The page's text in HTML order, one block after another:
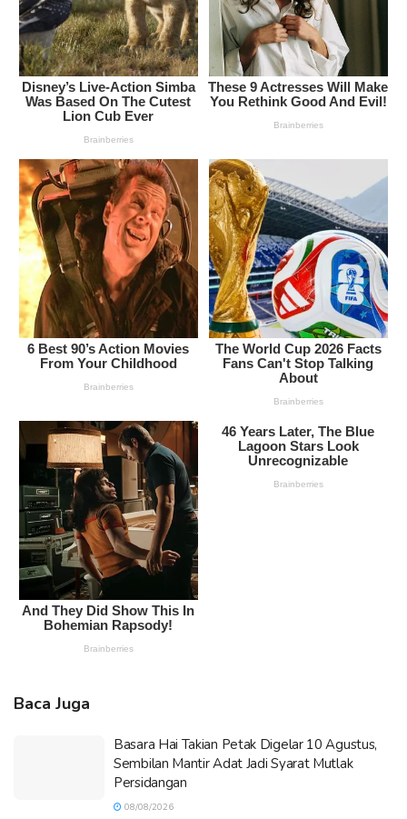
Baca Juga
Basara Hai Takian Petak Digelar 10 Agustus,
Sembilan Mantir Adat Jadi Syarat Mutlak
Persidangan
08/08/2026